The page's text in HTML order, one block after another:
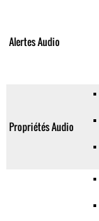
Alertes Audio
Propriétés Audio